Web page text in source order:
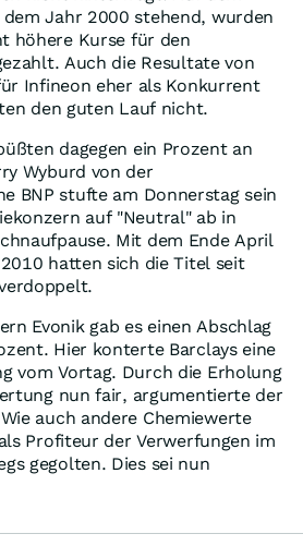
Jahr 2000 stehend, wurden
höhere Kurse für den
Auch die Resultate von
Infineon eher als Konkurrent
den guten Lauf nicht.
dagegen ein Prozent an
Wyburd von der
BNP stufte am Donnerstag sein
auf "Neutral" ab in
Mit dem Ende April
hatten sich die Titel seit
Evonik gab es einen Abschlag
Hier konterte Barclays eine
vom Vortag. Durch die Erholung
nun fair, argumentierte der
auch andere Chemiewerte
Profiteur der Verwerfungen im
gegolten. Dies sei nun